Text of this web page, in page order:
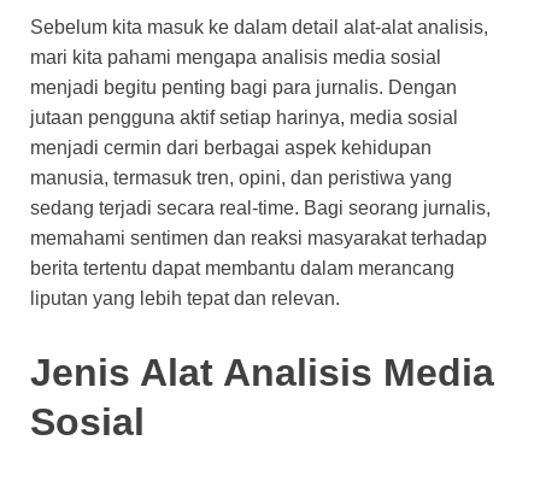
Sebelum kita masuk ke dalam detail alat-alat analisis,
mari kita pahami mengapa analisis media sosial
menjadi begitu penting bagi para jurnalis. Dengan
jutaan pengguna aktif setiap harinya, media sosial
menjadi cermin dari berbagai aspek kehidupan
manusia, termasuk tren, opini, dan peristiwa yang
sedang terjadi secara real-time. Bagi seorang jurnalis,
memahami sentimen dan reaksi masyarakat terhadap
berita tertentu dapat membantu dalam merancang
liputan yang lebih tepat dan relevan.
Jenis Alat Analisis Media
Sosial